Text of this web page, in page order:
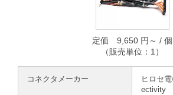
定価 9,650 円～ / 個
（販売単位：1）
コネクタメーカー
ヒロセ
ectivity